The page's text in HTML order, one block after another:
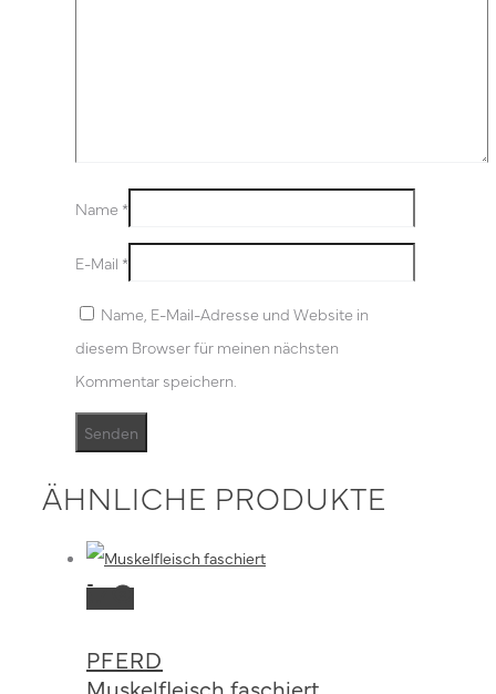
Name *
E-Mail *
Name, E-Mail-Adresse und Website in
diesem Browser für meinen nächsten
Kommentar speichern.
ÄHNLICHE PRODUKTE
Dieses
weist
mehrere
PFERD
Muskelfleisch faschiert